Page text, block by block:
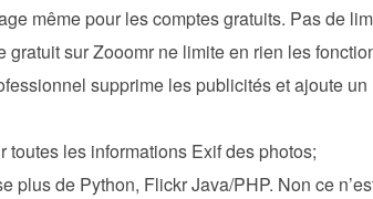
même pour les comptes gratuits. Pas de
gratuit sur Zooomr ne limite en rien les
supprime les publicités et ajoute un
toutes les informations Exif des photos;
plus de Python, Flickr Java/PHP. Non ce